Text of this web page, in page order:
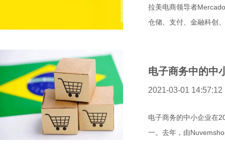
拉美电商领导者
仓储、支付、金融科创
电子商务中的中
2021-03-01 14:57:12
电子商务的中小企业在
一。去年，由